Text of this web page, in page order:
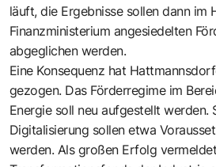
läuft, die Ergebnisse sollen dann im
Finanzministerium angesiedelten
abgeglichen werden.
Eine Konsequenz hat
gezogen. Das Förderregime im
Energie soll neu aufgestellt werden.
Digitalisierung sollen etwa
werden. Als großen Erfolg